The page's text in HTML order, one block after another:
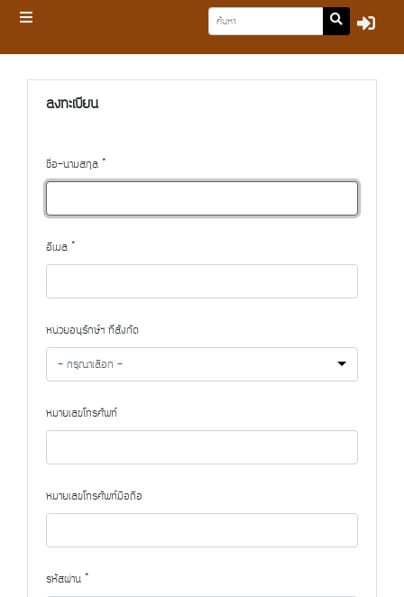
ลงทะเบียน
ชื่อ-นามสกุล *
อีเมล *
หน่วยอนุรักษ์ฯ ที่สังกัด
- กรุณาเลือก -
หมายเลขโทรศัพท์
หมายเลขโทรศัพท์มือถือ
รหัสผ่าน *